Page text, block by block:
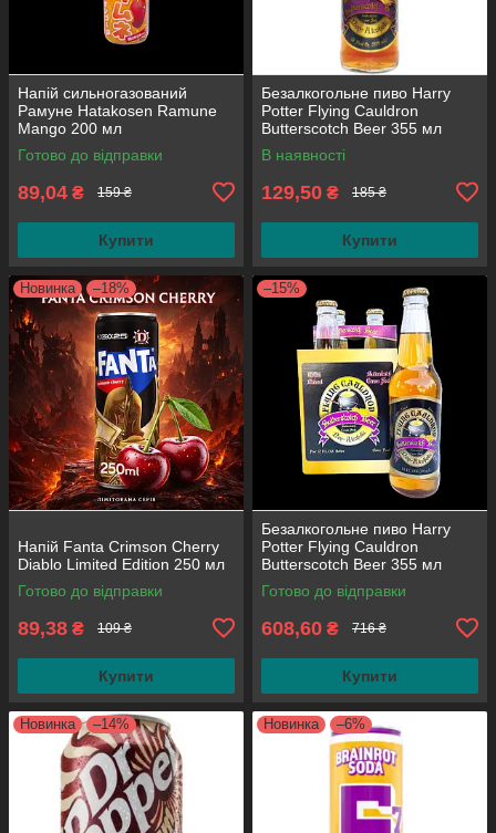
Напій сильногазований
Рамуне Hatakosen Ramune
Mango 200 мл
Готово до відправки
89,04 ₴ 159 ₴
Купити
Безалкогольне пиво Harry
Potter Flying Cauldron
Butterscotch Beer 355 мл
В наявності
129,50 ₴ 185 ₴
Купити
Новинка –18%
Напій Fanta Crimson Cherry
Diablo Limited Edition 250 мл
Готово до відправки
89,38 ₴ 109 ₴
Купити
–15%
Безалкогольне пиво Harry
Potter Flying Cauldron
Butterscotch Beer 355 мл
(паковання 4 шт.)
Готово до відправки
608,60 ₴ 716 ₴
Купити
Новинка –14% Новинка –6%